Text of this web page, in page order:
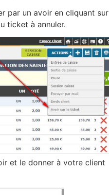
par un avoir en cliquant sur
ticket à annuler.
et le donner à votre client